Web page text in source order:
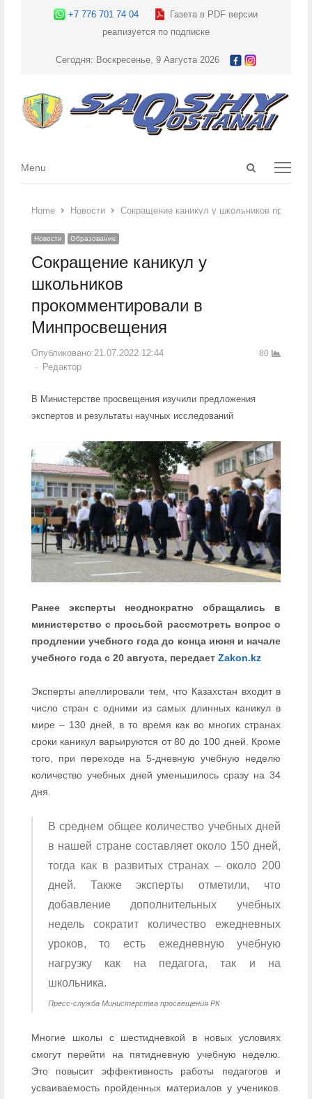
+7 776 701 74 04
Газета в PDF версии
реализуется по подписке
Сегодня: Воскресенье, 9 Августа 2026
Open
Menu
Menu
Home Новости Сокращение каникул у школьников
Новости Образование
Сокращение каникул у
школьников
прокомментировали в
Минпросвещения
Опубликовано:21.07.2022 12:44
Author
Редактор
80
В Министерстве просвещения изучили предложения
экспертов и результаты научных исследований
Ранее эксперты неоднократно обращались в
министерство с просьбой рассмотреть вопрос о
продлении учебного года до конца июня и начале
учебного года с 20 августа, передает Zakon.kz
Эксперты апеллировали тем, что Казахстан входит в
число стран с одними из самых длинных каникул в
мире – 130 дней, в то время как во многих странах
сроки каникул варьируются от 80 до 100 дней. Кроме
того, при переходе на 5-дневную учебную неделю
количество учебных дней уменьшилось сразу на 34
дня.
В среднем общее количество учебных дней
в нашей стране составляет около 150 дней,
тогда как в развитых странах – около 200
дней. Также эксперты отметили, что
добавление дополнительных учебных
недель сократит количество ежедневных
уроков, то есть ежедневную учебную
нагрузку как на педагога, так и на
школьника.
Пресс-служба Министерства просвещения РК
Многие школы с шестидневкой в новых условиях
смогут перейти на пятидневную учебную неделю.
Это повысит эффективность работы педагогов и
усваиваемость пройденных материалов у учеников.